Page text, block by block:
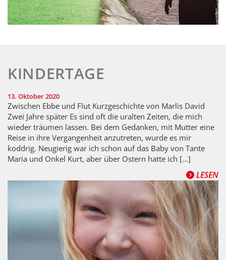
KINDERTAGE
13. Oktober 2020
Zwischen Ebbe und Flut Kurzgeschichte von Marlis David
Zwei Jahre später Es sind oft die uralten Zeiten, die mich
wieder träumen lassen. Bei dem Gedanken, mit Mutter eine
Reise in ihre Vergangenheit anzutreten, wurde es mir
koddrig. Neugierig war ich schon auf das Baby von Tante
Maria und Onkel Kurt, aber über Ostern hatte ich […]
LESEN